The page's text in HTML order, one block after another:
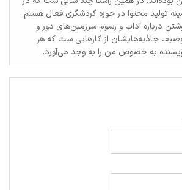
تولید محتوا در حوزه گردشگری فعال هستم.
درباره آداب و رسوم سرزمین‌های دور و
جاذبه‌هایشان از کارهایی ست که هر
به خصوص من را به وجد می‌آورد.